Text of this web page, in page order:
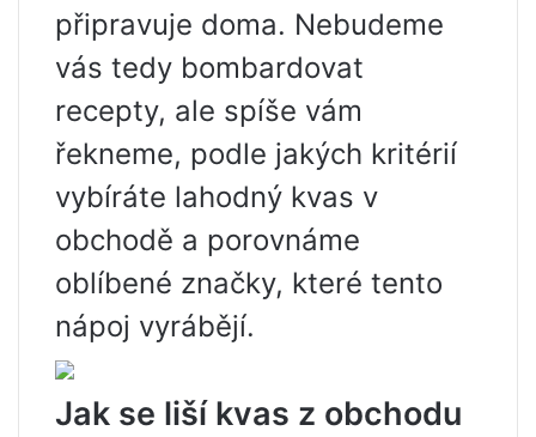
připravuje doma. Nebudeme
vás tedy bombardovat
recepty, ale spíše vám
řekneme, podle jakých kritérií
vybíráte lahodný kvas v
obchodě a porovnáme
oblíbené značky, které tento
nápoj vyrábějí.
Jak se liší kvas z obchodu